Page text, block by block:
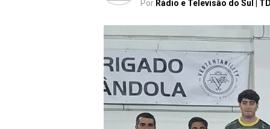
Por Rádio e Televisão do Sul |